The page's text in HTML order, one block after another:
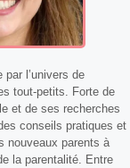
l’univers de
tout-petits. Forte de
et de ses recherches
conseils pratiques et
nouveaux parents à
la parentalité. Entre